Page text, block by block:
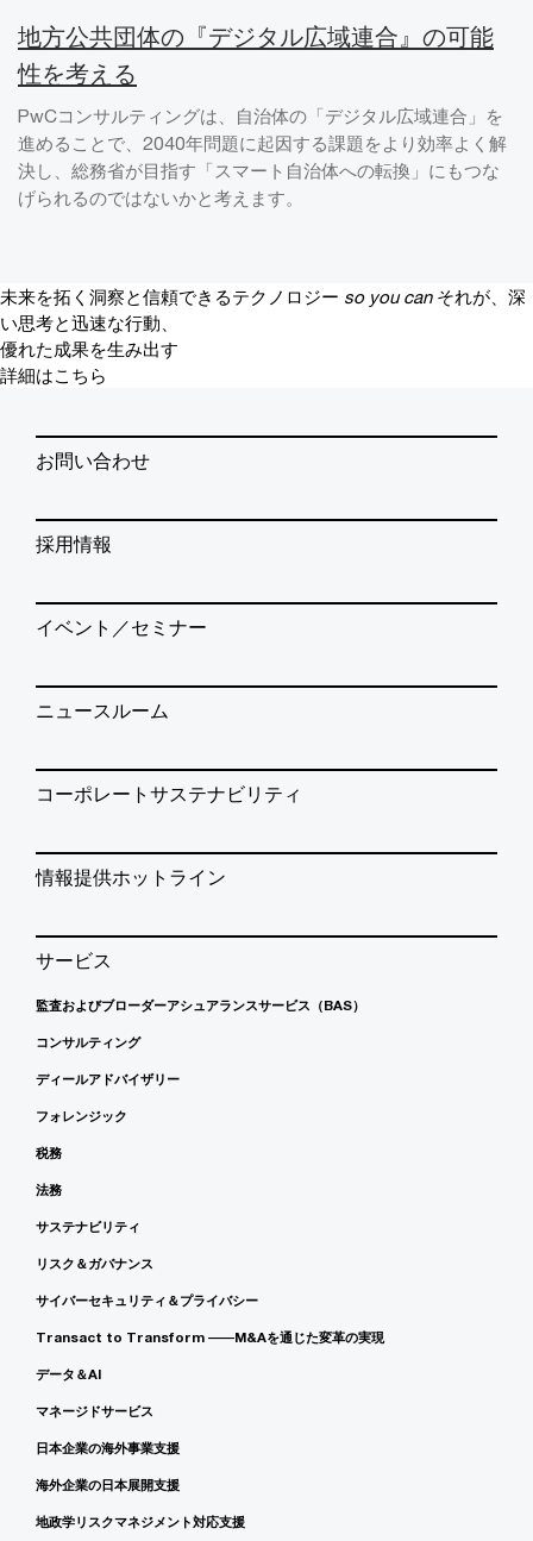
地方公共団体の『デジタル広域連合』の可能
性を考える
PwCコンサルティングは、自治体の「デジタル広域連合」を
進めることで、2040年問題に起因する課題をより効率よく解
決し、総務省が目指す「スマート自治体への転換」にもつな
げられるのではないかと考えます。
未来を拓く洞察と信頼できるテクノロジー so you can それが、深
い思考と迅速な行動、
優れた成果を生み出す
詳細はこちら
お問い合わせ
採用情報
イベント／セミナー
ニュースルーム
コーポレートサステナビリティ
情報提供ホットライン
サービス
監査およびブローダーアシュアランスサービス（BAS）
コンサルティング
ディールアドバイザリー
フォレンジック
税務
法務
サステナビリティ
リスク＆ガバナンス
サイバーセキュリティ＆プライバシー
Transact to Transform ――M&Aを通じた変革の実現
データ＆AI
マネージドサービス
日本企業の海外事業支援
海外企業の日本展開支援
地政学リスクマネジメント対応支援